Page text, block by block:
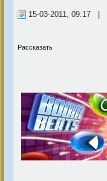
15-03-2011, 09:17 |
Рассказать